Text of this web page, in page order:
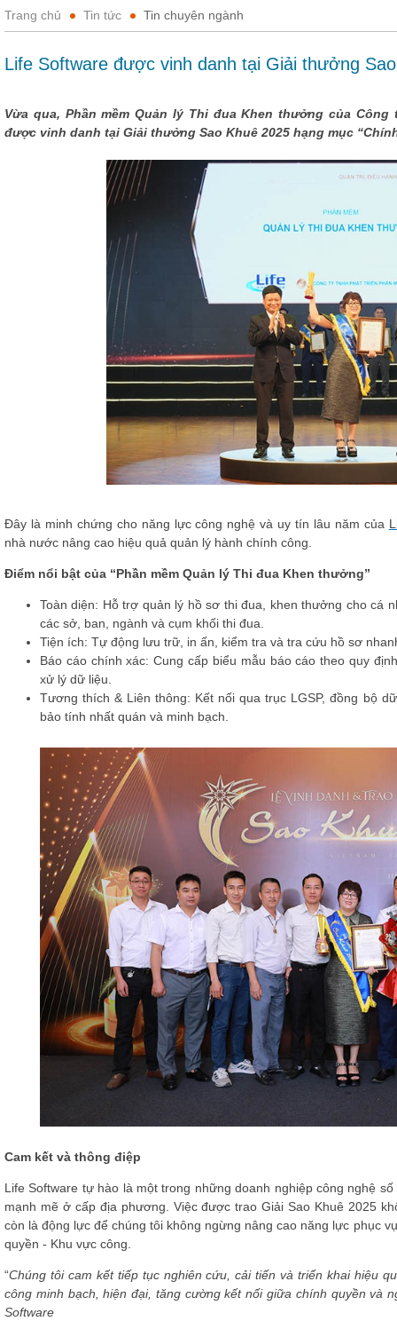
Trang chủ Tin tức Tin chuyên ngành
Life Software được vinh danh tại Giải thưởng
Vừa qua, Phần mềm Quản lý Thi đua Khen thưởng của Công
được vinh danh tại Giải thưởng Sao Khuê 2025 hạng mục
Đây là minh chứng cho năng lực công nghệ và uy tín lâu năm của
nhà nước nâng cao hiệu quả quản lý hành chính công.
Điểm nổi bật của “Phần mềm Quản lý Thi đua Khen thưởng”
Toàn diện: Hỗ trợ quản lý hồ sơ thi đua, khen thưởng cho cá
các sở, ban, ngành và cụm khối thi đua.
Tiện ích: Tự động lưu trữ, in ấn, kiểm tra và tra cứu hồ sơ
Báo cáo chính xác: Cung cấp biểu mẫu báo cáo theo quy
xử lý dữ liệu.
Tương thích & Liên thông: Kết nối qua trục LGSP, đồng bộ
bảo tính nhất quán và minh bạch.
Cam kết và thông điệp
Life Software tự hào là một trong những doanh nghiệp công nghệ
mạnh mẽ ở cấp địa phương. Việc được traoGiải Sao Khuê 2025
còn là động lực để chúng tôi không ngừng nâng cao năng lực phục
quyền - Khu vực công
“Chúng tôi cam kết tiếp tục nghiên cứu, cải tiến và triển khai hiệu
công minh bạch, hiện đại, tăng cường kết nối giữa chính quyền và
Software